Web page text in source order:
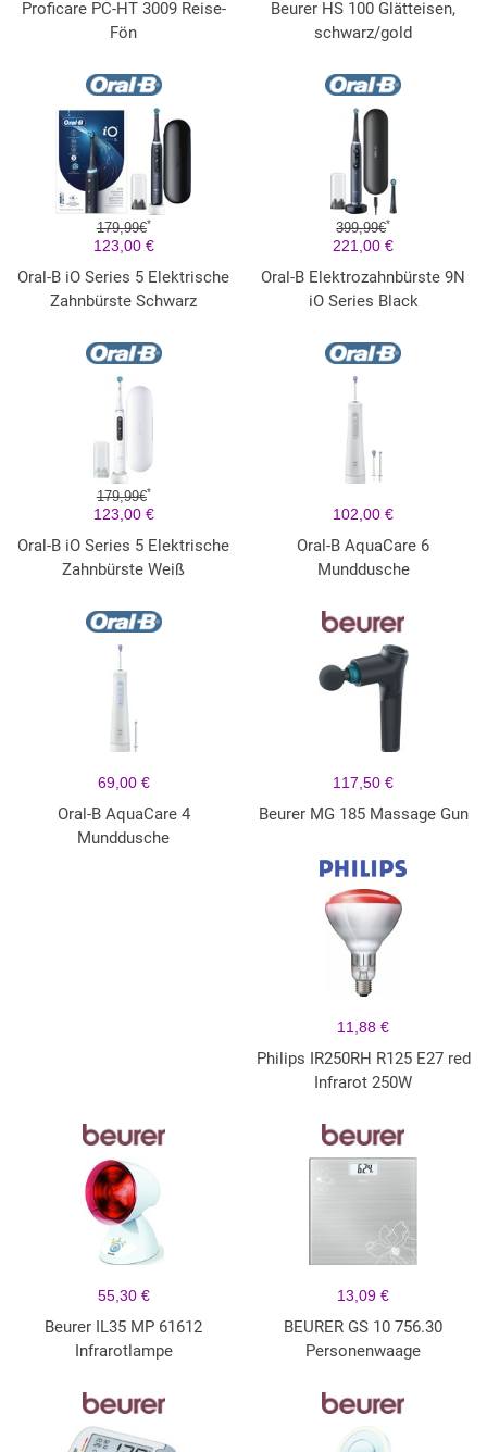
Proficare PC-HT 3009 Reise-
Fön
Beurer HS 100 Glätteisen,
schwarz/gold
179,99€*
123,00 €
Oral-B iO Series 5 Elektrische
Zahnbürste Schwarz
399,99€*
221,00 €
Oral-B Elektrozahnbürste 9N
iO Series Black
179,99€*
123,00 €
Oral-B iO Series 5 Elektrische
Zahnbürste Weiß
102,00 €
Oral-B AquaCare 6
Munddusche
69,00 €
Oral-B AquaCare 4
Munddusche
117,50 €
Beurer MG 185 Massage Gun
11,88 €
Philips IR250RH R125 E27 red
Infrarot 250W
55,30 €
Beurer IL35 MP 61612
Infrarotlampe
13,09 €
BEURER GS 10 756.30
Personenwaage